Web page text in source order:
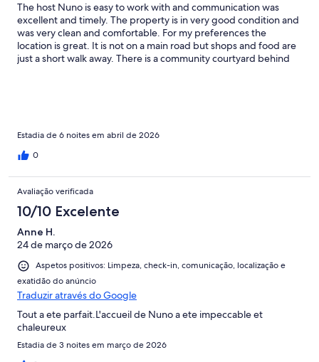
The host Nuno is easy to work with and communication was
excellent and timely. The property is in very good condition and
was very clean and comfortable. For my preferences the
location is great. It is not on a main road but shops and food are
just a short walk away. There is a community courtyard behind
for those that enjoy the outdoors and scenic beauty.
Estadia de 6 noites em abril de 2026
0
Avaliação verificada
10/10 Excelente
Anne H.
24 de março de 2026
Aspetos positivos: Limpeza, check-in, comunicação, localização e
exatidão do anúncio
Traduzir através do Google
Tout a ete parfait.L'accueil de Nuno a ete impeccable et
chaleureux
Estadia de 3 noites em março de 2026